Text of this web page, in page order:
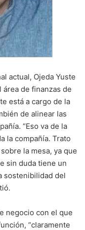
actual, Ojeda Yuste
de finanzas de
está a cargo de la
de alinear las
“Eso va de la
la compañía. Trato
la mesa, ya que
sin duda tiene un
sostenibilidad del
negocio con el que
“claramente